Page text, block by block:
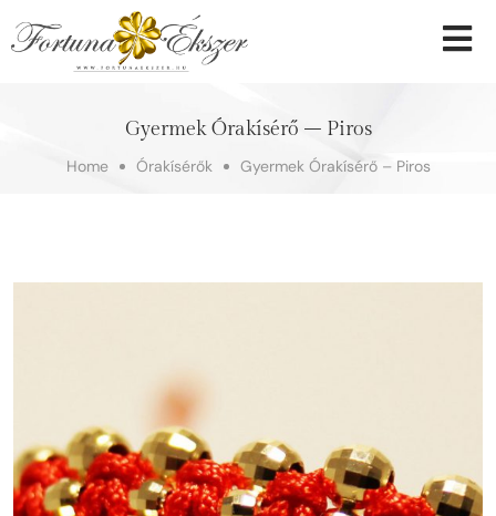
Gyermek Órakísérő – Piros
Home Órakísérők Gyermek Órakísérő – Piros